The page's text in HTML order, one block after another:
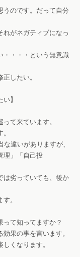
うのです。だって自分
れがネガティブになっ
・・・・という無意識
したい。
】
て来ています。
違いがありますが、
理」「自己投
は劣っていても、後か
。
って知ってますか？
果の事を言います。
くなります。